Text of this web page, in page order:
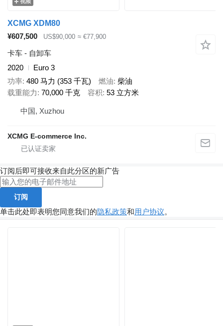
XCMG XDM80
¥607,500
US$90,000 ≈ €77,900
卡车 - 自卸车
2020
Euro 3
功率 480 马力 (353 千瓦) 燃油 柴油
载重能力 70,000 千克 容积 53 立方米
中国, Xuzhou
XCMG E-commerce Inc.
订阅后即可接收来自此分区的新广告
订阅
单击此处即表明您同意我们的隐私政策和用户协议。